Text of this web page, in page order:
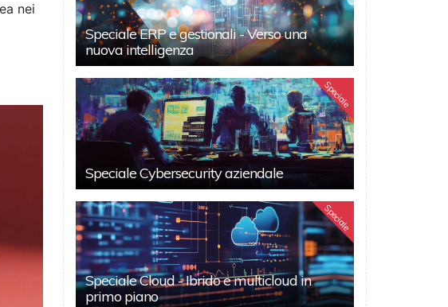
nei
Speciale ERP e gestionali - Verso una
nuova intelligenza
Speciale
Speciale Cybersecurity aziendale
Speciale
Speciale Cloud - Ibrido e multicloud in
primo piano